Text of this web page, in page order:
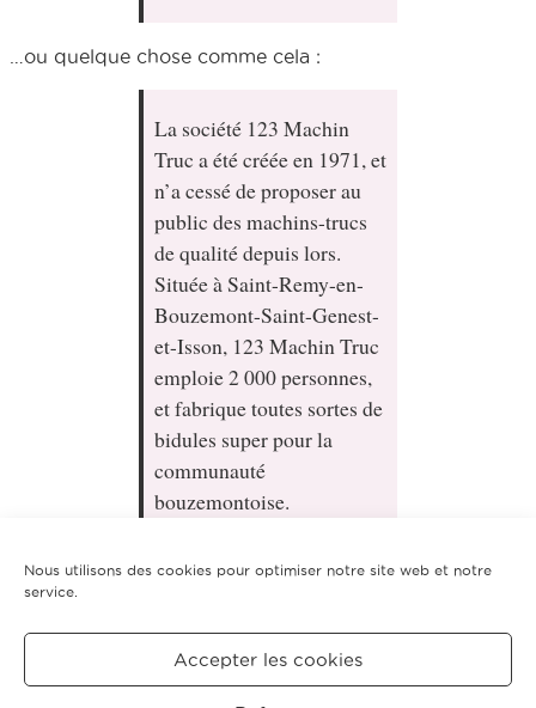
Nous utilisons des cookies pour optimiser notre site web et notre
service.
Accepter les cookies
…ou quelque chose comme cela :
La société 123 Machin
Truc a été créée en 1971, et
n’a cessé de proposer au
public des machins-trucs
de qualité depuis lors.
Située à Saint-Remy-en-
Bouzemont-Saint-Genest-
et-Isson, 123 Machin Truc
emploie 2 000 personnes,
et fabrique toutes sortes de
bidules super pour la
communauté
bouzemontoise.
En tant que nouvel utilisateur ou utilisatrice de
WordPress, vous devriez vous rendre sur
de bordpour supprimer cette page et créer de
nouvelles pages pour votre contenu. Amusez-vous
bien !